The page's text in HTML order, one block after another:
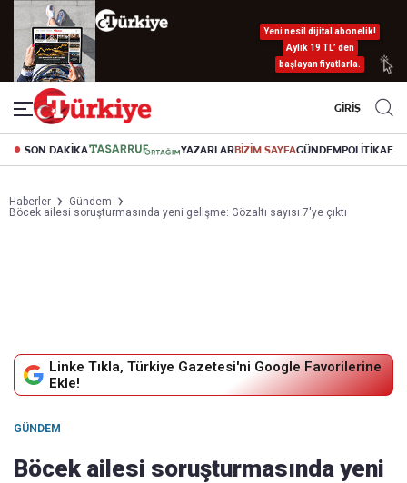
Yeni nesil dijital abonelik!
Aylık 19 TL’ den
başlayan fiyatlarla.
GİRİŞ
SON DAKİKA YAZARLARBİZİM SAYFAGÜNDEMPOLİTİKA
Haberler
Gündem
Böcek ailesi soruşturmasında yeni gelişme: Gözaltı sayısı 7'ye çıktı
Linke Tıkla, Türkiye Gazetesi'ni Google Favorilerine
Ekle!
GÜNDEM
Böcek ailesi soruşturmasında yeni